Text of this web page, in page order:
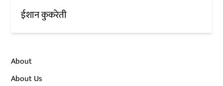
ईशान कुकरेती
About
About Us